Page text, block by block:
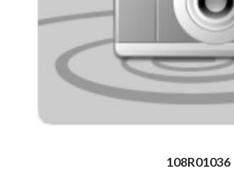
108R01036